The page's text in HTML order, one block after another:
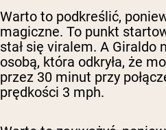
Warto to podkreślić,
magiczne. To punkt
stał się viralem. A Giraldo
osobą, która odkryła, że
przez 30 minut przy
prędkości 3 mph.